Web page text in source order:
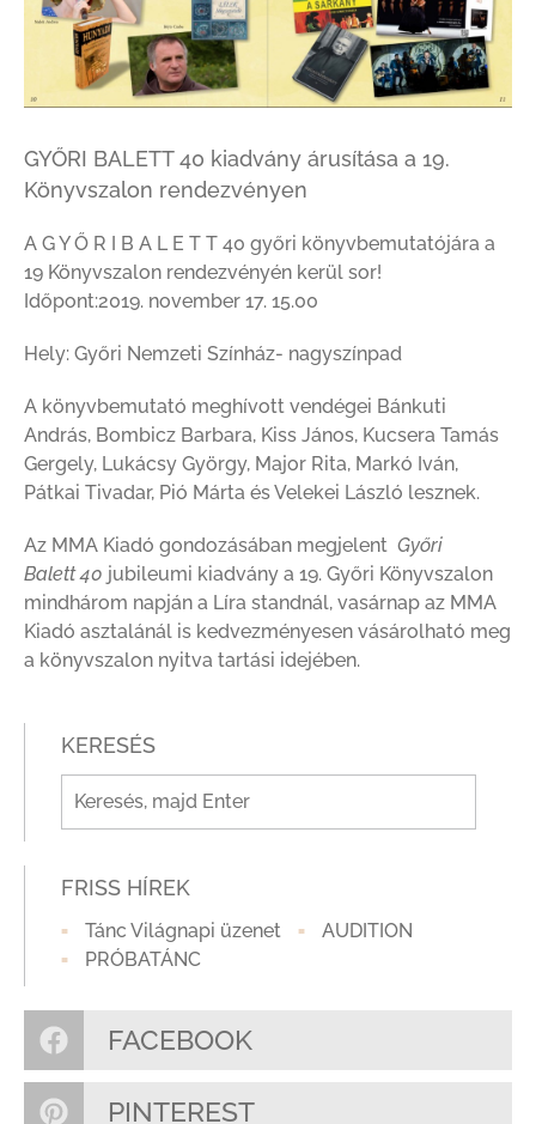
GYŐRI BALETT 40 kiadvány árusítása a 19.
Könyvszalon rendezvényen
A G Y Ő R I B A L E T T 40 győri könyvbemutatójára a
19 Könyvszalon rendezvényén kerül sor!
Időpont:2019. november 17. 15.00
Hely: Győri Nemzeti Színház- nagyszínpad
A könyvbemutató meghívott vendégei Bánkuti
András, Bombicz Barbara, Kiss János, Kucsera Tamás
Gergely, Lukácsy György, Major Rita, Markó Iván,
Pátkai Tivadar, Pió Márta és Velekei László lesznek.
Az MMA Kiadó gondozásában megjelent Győri
Balett40 jubileumi kiadvány a 19. Győri Könyvszalon
mindhárom napján a Líra standnál, vasárnap az MMA
Kiadó asztalánál is kedvezményesen vásárolható meg
a könyvszalon nyitva tartási idejében.
KERESÉS
FRISS HÍREK
Tánc Világnapi üzenet
AUDITION
PRÓBATÁNC
FACEBOOK
PINTEREST